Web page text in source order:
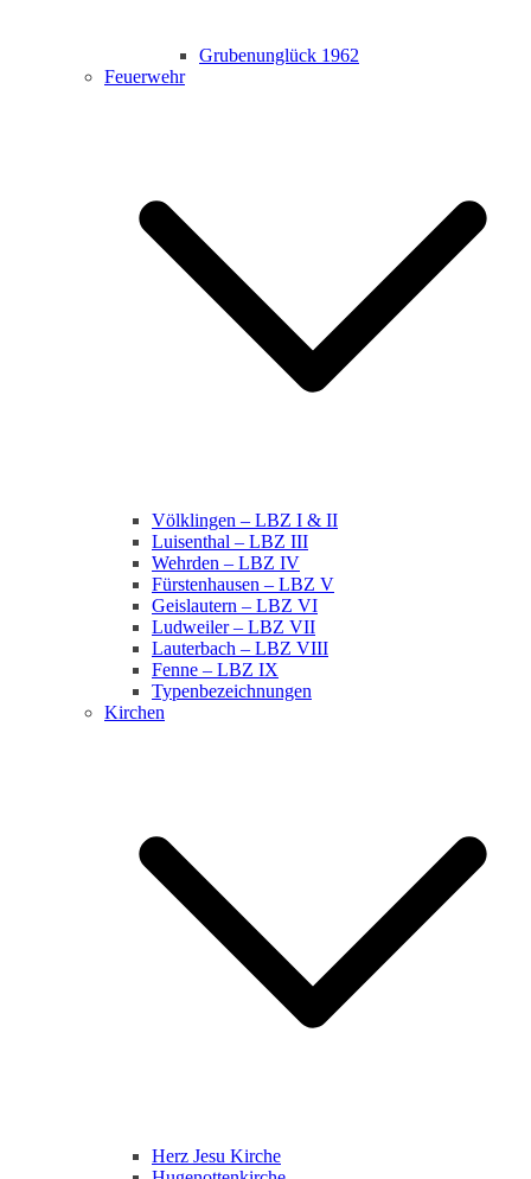
Grubenunglück 1962
Feuerwehr
Völklingen – LBZ I & II
Luisenthal – LBZ III
Wehrden – LBZ IV
Fürstenhausen – LBZ V
Geislautern – LBZ VI
Ludweiler – LBZ VII
Lauterbach – LBZ VIII
Fenne – LBZ IX
Typenbezeichnungen
Kirchen
Herz Jesu Kirche